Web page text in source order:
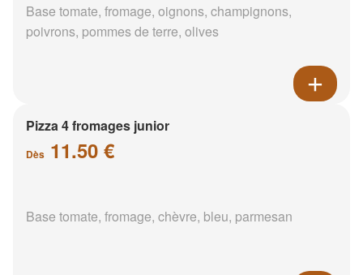
Base tomate, fromage, oignons, champignons,
poivrons, pommes de terre, olives
Pizza 4 fromages junior
Dès 11.50 €
Base tomate, fromage, chèvre, bleu, parmesan